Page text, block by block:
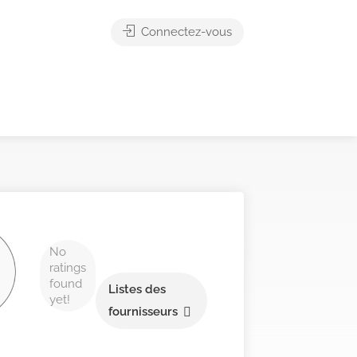
Connectez-vous
No
ratings
found
yet!
Listes des
fournisseurs